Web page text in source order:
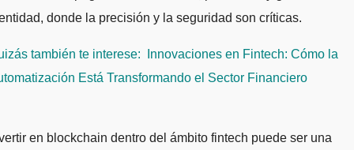
donde la precisión y la seguridad son críticas.
también te interese:
Innovaciones en Fintech: Cómo la
Está Transformando el Sector Financiero
en blockchain dentro del ámbito fintech puede ser una